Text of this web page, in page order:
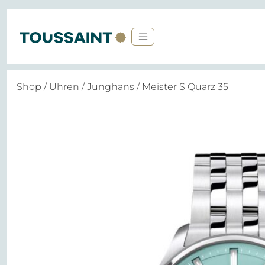
Shop / Uhren /Junghans / Meister S Quarz 35